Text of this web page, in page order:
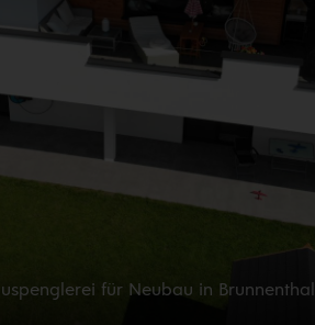
für Neubau in Brunnenthal